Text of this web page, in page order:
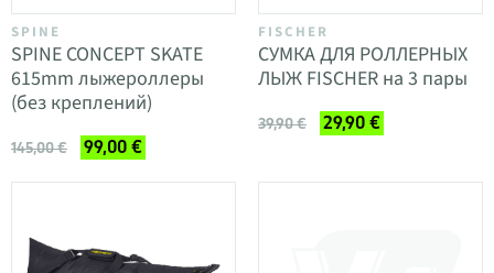
SPINE
SPINE CONCEPT SKATE
615mm лыжероллеры
(без креплений)
145,00 € 99,00 €
FISCHER
СУМКА ДЛЯ РОЛЛЕРНЫХ
ЛЫЖ FISCHER на 3 пары
39,90 € 29,90 €